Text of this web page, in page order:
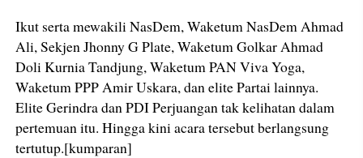
Ikut serta mewakili NasDem, Waketum NasDem Ahmad
Ali, Sekjen Jhonny G Plate, Waketum Golkar Ahmad
Doli Kurnia Tandjung, Waketum PAN Viva Yoga,
Waketum PPP Amir Uskara, dan elite Partai lainnya.
Elite Gerindra dan PDI Perjuangan tak kelihatan dalam
pertemuan itu. Hingga kini acara tersebut berlangsung
tertutup.[kumparan]